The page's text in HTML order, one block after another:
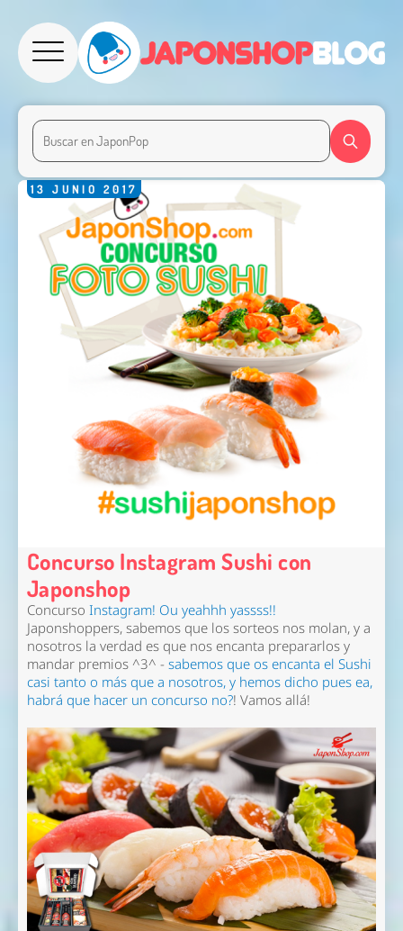
13 JUNIO 2017
Concurso Instagram Sushi con
Japonshop
Concurso Instagram! Ou yeahhh yassss!!
Japonshoppers, sabemos que los sorteos nos molan, y a
nosotros la verdad es que nos encanta prepararlos y
mandar premios ^3^ - sabemos que os encanta el Sushi
casi tanto o más que a nosotros, y hemos dicho pues ea,
habrá que hacer un concurso no?! Vamos allá!